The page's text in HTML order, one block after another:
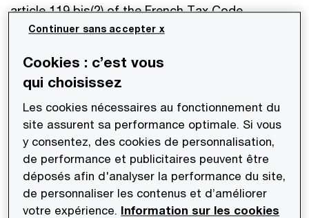
article 119 bis(2) of the French Tax Code,
permitting its application to certain equity-linked
in a cross-border context. The French Supreme
Administrative Court ruled that the administrative
guidelines were unlawful. In the authors’ opinion,
that is fortunate given the doubts surrounding the
legality and the relevance of these guidelines. The
only way forward might be for the legislator to
intervene.
Cookies : c’est vous
qui choisissez
Les cookies nécessaires au fonctionnement du
site assurent sa performance optimale. Si vous
y consentez, des cookies de personnalisation,
de performance et publicitaires peuvent être
déposés afin d'analyser la performance du site,
de personnaliser les contenus et d’améliorer
votre expérience. Information sur les cookies
Continuer sans accepter x